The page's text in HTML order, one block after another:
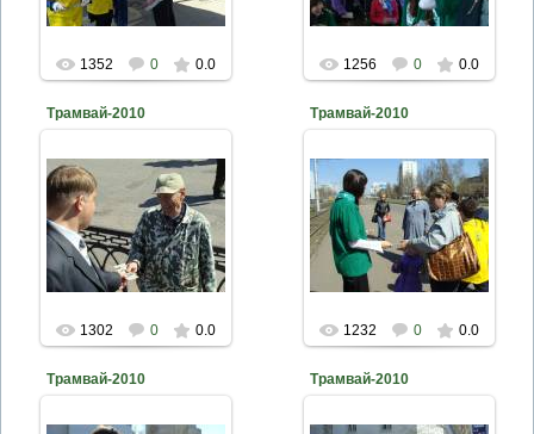
1352 0 0.0 1256 0 0.0
Трамвай-2010
2010-04-26
naturalist
1302 0 0.0
Трамвай-2010
2010-04-26
naturalist
1232 0 0.0
Трамвай-2010 Трамвай-2010